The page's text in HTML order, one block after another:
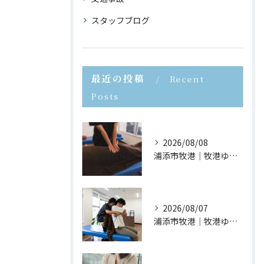
スタッフブログ
最近の投稿
Recent
Posts
2026/08/08
浦添市牧港｜牧港ゆがみ鍼灸整骨院｜反り腰を放置するとどうなる？
2026/08/07
浦添市牧港｜牧港ゆがみ鍼灸整骨院｜猫背が疲れやすさにつながる理由とは？